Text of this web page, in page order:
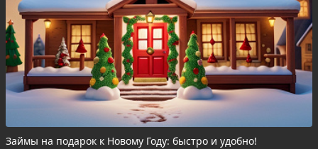
Займы на подарок к Новому Году: быстро и удобно!